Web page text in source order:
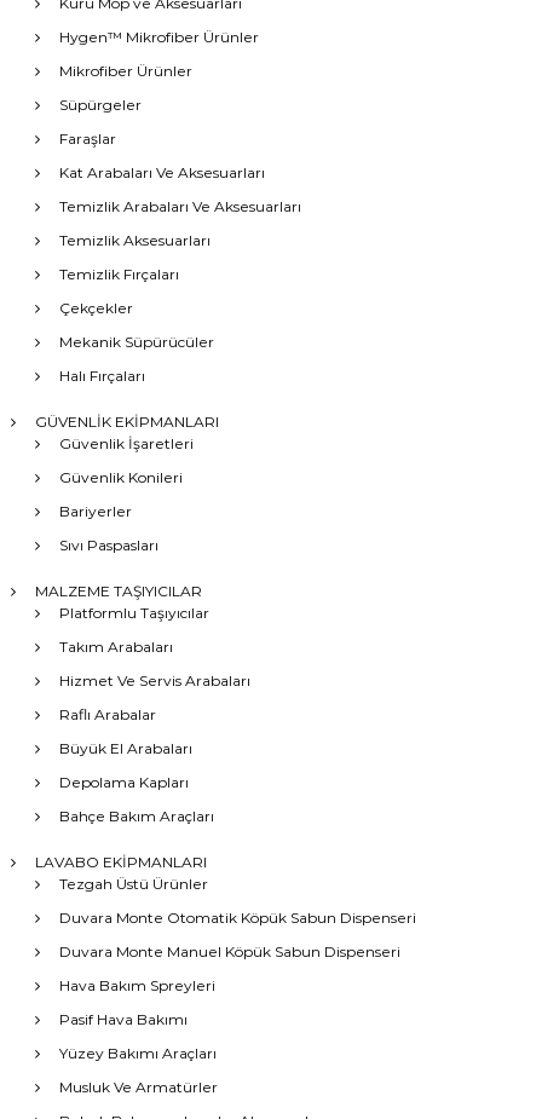
Hygen™ Mikrofiber Ürünler
Mikrofiber Ürünler
Süpürgeler
Faraşlar
Kat Arabaları Ve Aksesuarları
Temizlik Arabaları Ve Aksesuarları
Temizlik Aksesuarları
Temizlik Fırçaları
Çekçekler
Mekanik Süpürücüler
Halı Fırçaları
GÜVENLİK EKİPMANLARI
Güvenlik İşaretleri
Güvenlik Konileri
Bariyerler
Sıvı Paspasları
MALZEME TAŞIYICILAR
Platformlu Taşıyıcılar
Takım Arabaları
Hizmet Ve Servis Arabaları
Raflı Arabalar
Büyük El Arabaları
Depolama Kapları
Bahçe Bakım Araçları
LAVABO EKİPMANLARI
Tezgah Üstü Ürünler
Duvara Monte Otomatik Köpük Sabun Dispenseri
Duvara Monte Manuel Köpük Sabun Dispenseri
Hava Bakım Spreyleri
Pasif Hava Bakımı
Yüzey Bakımı Araçları
Musluk Ve Armatürler